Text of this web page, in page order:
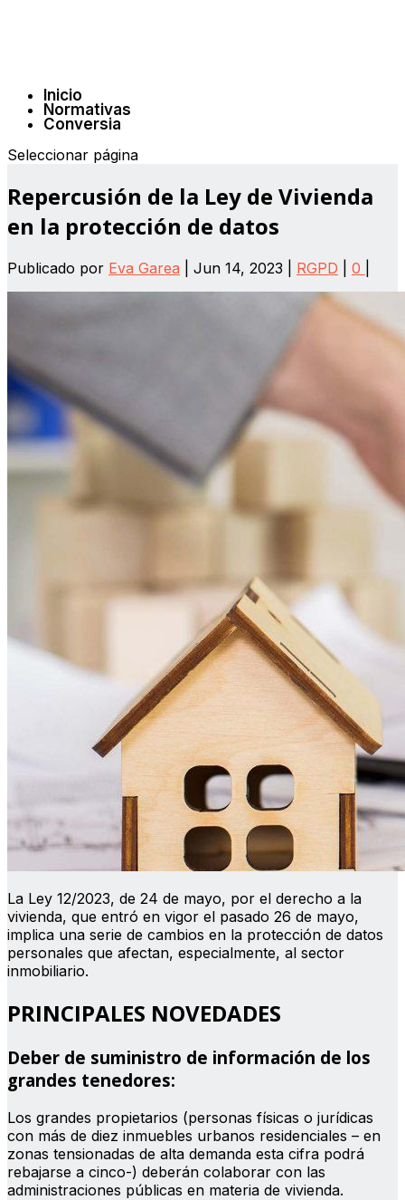
Inicio
Normativas
Conversia
Seleccionar página
Repercusión de la Ley de Vivienda
en la protección de datos
Publicado por Eva Garea Jun 14, 2023 RGPD 0
La Ley 12/2023, de 24 de mayo, por el derecho a la
vivienda, que entró en vigor el pasado 26 de mayo,
implica una serie de cambios en la protección de datos
personales que afectan, especialmente, al sector
inmobiliario.
PRINCIPALES NOVEDADES
Deber de suministro de información de los
grandes tenedores:
Los grandes propietarios (personas físicas o jurídicas
con más de diez inmuebles urbanos residenciales – en
zonas tensionadas de alta demanda esta cifra podrá
rebajarse a cinco-) deberán colaborar con las
administraciones públicas en materia de vivienda.